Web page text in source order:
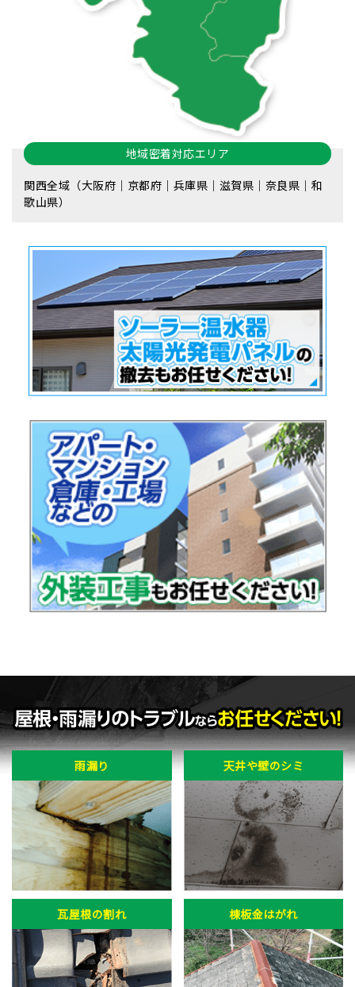
地域密着対応エリア
関西全域（大阪府｜京都府｜兵庫県｜滋賀県｜奈良県｜和
歌山県）
雨漏り 天井や壁のシミ
瓦屋根の割れ 棟板金はがれ